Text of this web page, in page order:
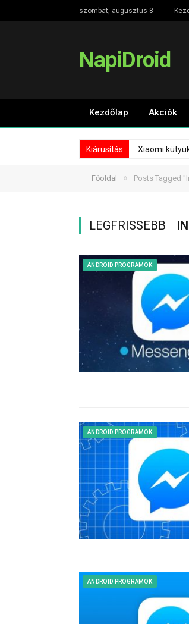
szombat, augusztus 8
NapiDroid
Kezdőlap Akciók
Kiárusítás Xiaomi
Főoldal » Posts Tagged
LEGFRISSEBB
ANDROID PROGRAMOK
ANDROID PROGRAMOK
ANDROID PROGRAMOK